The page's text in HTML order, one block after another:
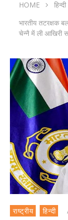
HOME हिन्दी
भारतीय तटरक्षक
चेन्नै में ली आखिरी
राष्ट्रीय हिन्दी